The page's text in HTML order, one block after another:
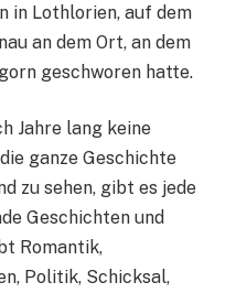
in Lothlorien, auf dem
an dem Ort, an dem
geschworen hatte.
Jahre lang keine
ganze Geschichte
zu sehen, gibt es jede
Geschichten und
Romantik,
Politik, Schicksal,